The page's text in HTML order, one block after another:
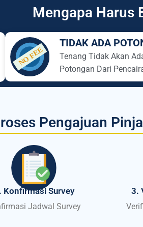
Mengapa Harus
TIDAK ADA
Tenang Tidak Akan
Potongan Dari
Pengajuan
Konfirmasi Survey
Jadwal Survey
3.